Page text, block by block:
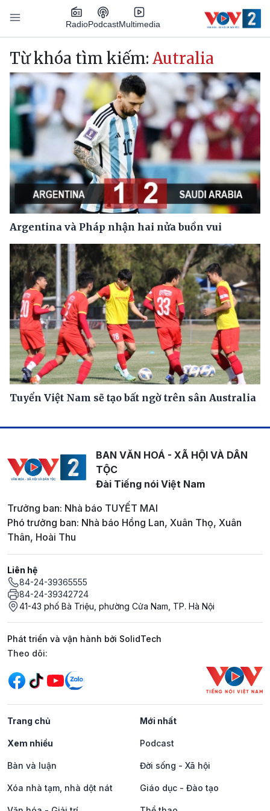
Nhảy đến nội dung
RadioPodcastMultimedia
Main navigation
Từ khóa tìm kiếm: Autralia
Argentina và Pháp nhận hai nửa buồn vui
Tuyển Việt Nam sẽ tạo bất ngờ trên sân Australia
BAN VĂN HOÁ - XÃ HỘI VÀ DÂN
TỘC
Đài Tiếng nói Việt Nam
Trưởng ban: Nhà báo TUYẾT MAI
Phó trưởng ban: Nhà báo Hồng Lan, Xuân Thọ, Xuân
Thân, Hoài Thu
Liên hệ
84-24-39365555
84-24-39342724
41-43 phố Bà Triệu, phường Cửa Nam, TP. Hà Nội
Phát triển và vận hành bởi SolidTech
Mạng xã hội
Theo dõi:
Trang chủ Mới nhất
Xem nhiều Podcast
Bàn và luận Đời sống - Xã hội
Xóa nhà tạm, nhà dột nát Giáo dục - Đào tạo